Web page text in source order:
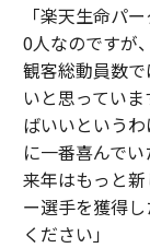
「楽天生命パ
0人なのですが
観客総動員数
いと思ってい
ばいいという
に一番喜んで
来年はもっと
ー選手を獲得
ください」